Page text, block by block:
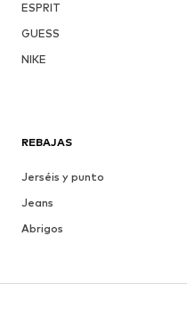
ESPRIT
GUESS
NIKE
REBAJAS
Jerséis y punto
Jeans
Abrigos
Faldas